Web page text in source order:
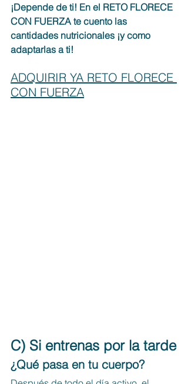
¡Depende de ti! En el RETO FLORECE
CON FUERZA te cuento las
cantidades nutricionales ¡y como
adaptarlas a ti!
ADQUIRIR YA RETO FLORECE
CON FUERZA
C) Si entrenas por la tarde
¿Qué pasa en tu cuerpo?